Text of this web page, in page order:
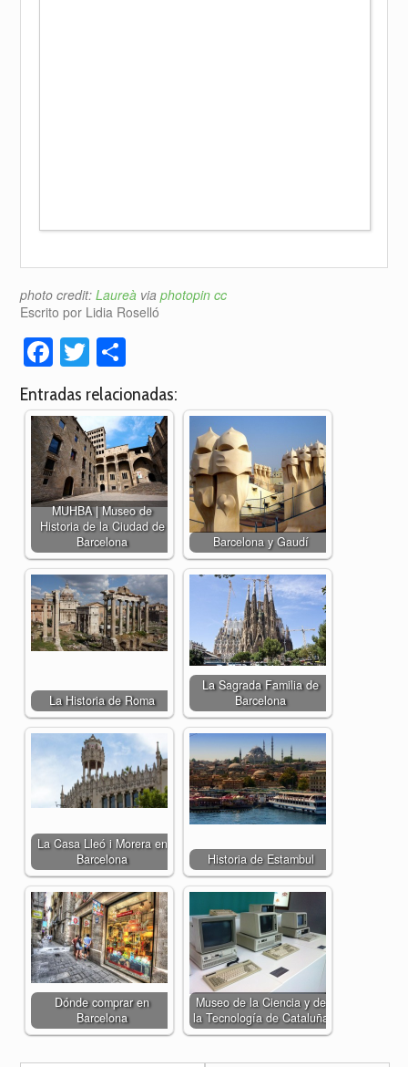
photo credit:Laureà viaphotopin cc
Escrito por Lidia Roselló
Facebook
Twitter
Entradas relacionadas:
MUHBA | Museo de
Historia de la Ciudad de
Barcelona
Barcelona y Gaudí
La Historia de Roma
La Sagrada Familia de
Barcelona
La Casa Lleó i Morera en
Barcelona
Historia de Estambul
Dónde comprar en
Barcelona
Museo de la Ciencia y de
la Tecnología de Cataluña